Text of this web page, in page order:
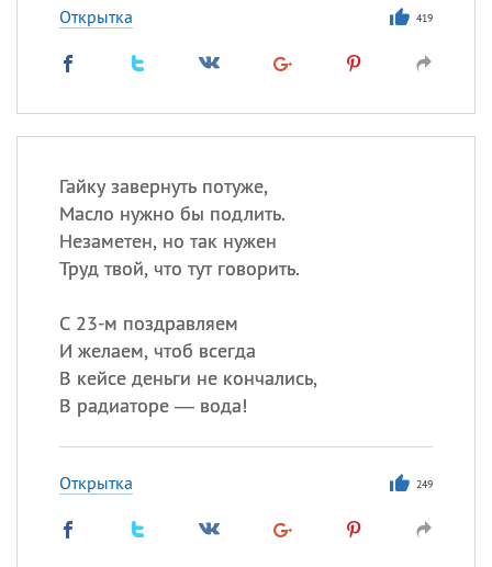
Открытка 419
Гайку завернуть потуже,
Масло нужно бы подлить.
Незаметен, но так нужен
Труд твой, что тут говорить.
С 23-м поздравляем
И желаем, чтоб всегда
В кейсе деньги не кончались,
В радиаторе — вода!
Открытка 249